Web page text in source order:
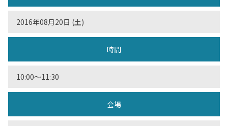
2016年08月20日 (土)
時間
10:00〜11:30
会場